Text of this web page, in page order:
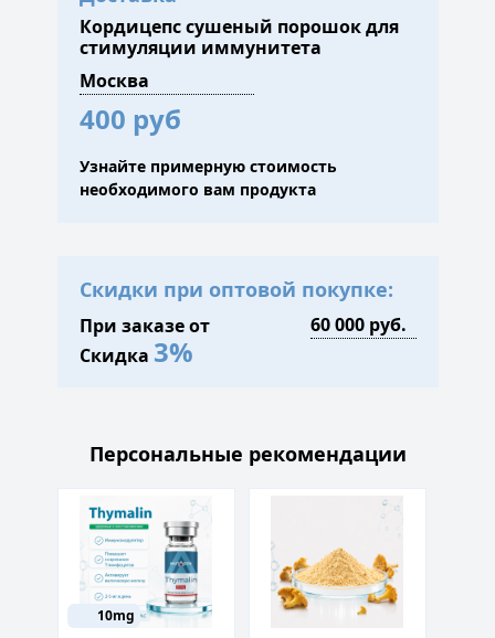
Кордицепс сушеный порошок для
стимуляции иммунитета
400 руб
Узнайте примерную стоимость
необходимого вам продукта
Скидки при оптовой покупке:
При заказе от
Скидка 3%
Персональные рекомендации
10mg